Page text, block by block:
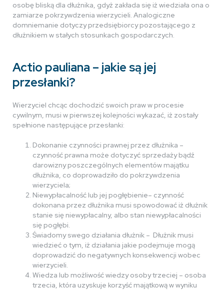
osobę bliską dla dłużnika, gdyż zakłada się iż wiedziała ona o
zamiarze pokrzywdzenia wierzycieli. Analogiczne
domniemanie dotyczy przedsiębiorcy pozostającego z
dłużnikiem w stałych stosunkach gospodarczych.
Actio pauliana – jakie są jej
przesłanki?
Wierzyciel chcąc dochodzić swoich praw w procesie
cywilnym, musi w pierwszej kolejności wykazać, iż zostały
spełnione następujące przesłanki:
Dokonanie czynności prawnej przez dłużnika –
czynność prawna może dotyczyć sprzedaży bądź
darowizny poszczególnych elementów majątku
dłużnika, co doprowadziło do pokrzywdzenia
wierzyciela;
Niewypłacalność lub jej pogłębienie– czynność
dokonana przez dłużnika musi spowodować iż dłużnik
stanie się niewypłacalny, albo stan niewypłacalności
się pogłębi.
Świadomy swego działania dłużnik – Dłużnik musi
wiedzieć o tym, iż działania jakie podejmuje mogą
doprowadzić do negatywnych konsekwencji wobec
wierzycieli.
Wiedza lub możliwość wiedzy osoby trzeciej – osoba
trzecia, która uzyskuje korzyść majątkową w wyniku